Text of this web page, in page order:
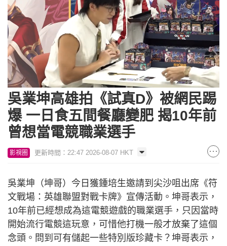
Unmute Loaded:
13.12%
吳業坤高雄拍《試真D》被網民踢
爆 一日食五間餐廳變肥 揭10年前
曾想當電競職業選手
影視圈 更新時間：22:47 2026-08-07 HKT
吳業坤（坤哥）今日獲鍾培生邀請到尖沙咀出席《符
文戰場：英雄聯盟對戰卡牌》宣傳活動。坤哥表示，
10年前已經想成為這電競遊戲的職業選手，只因當時
開始流行電競這玩意，可惜他打機一般才放棄了這個
念頭。問到可有儲起一些特別版珍藏卡？坤哥表示，